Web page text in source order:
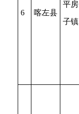
6 喀左县
平房
子镇